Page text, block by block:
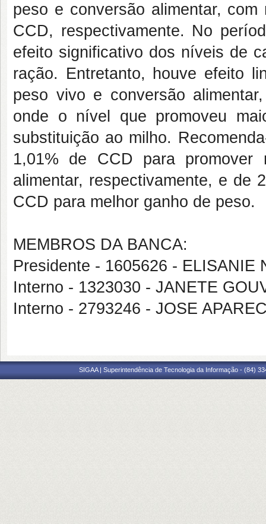
peso e conversão alimentar,
CCD, respectivamente. No
efeito significativo dos níveis de
ração. Entretanto, houve efeito
peso vivo e conversão
onde o nível que promoveu
substituição ao milho.
1,01% de CCD para promover
alimentar, respectivamente, e de
CCD para melhor ganho de peso.
MEMBROS DA BANCA:
Presidente - 1605626 - ELISANIE
Interno - 1323030 - JANETE
Interno - 2793246 - JOSE
SIGAA | Superintendência de Tecnologia da Informação - (84)